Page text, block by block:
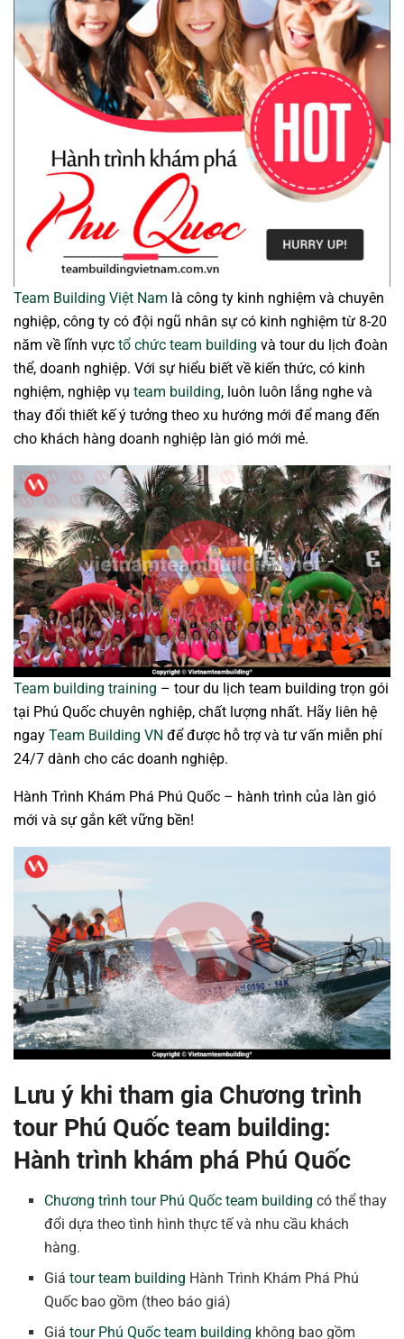
Team Building Việt Nam là công ty kinh nghiệm và chuyên
nghiệp, công ty có đội ngũ nhân sự có kinh nghiệm từ 8-20
năm về lĩnh vực tổ chức team building và tour du lịch đoàn
thể, doanh nghiệp. Với sự hiểu biết về kiến thức, có kinh
nghiệm, nghiệp vụ team building, luôn luôn lắng nghe và
thay đổi thiết kế ý tưởng theo xu hướng mới để mang đến
cho khách hàng doanh nghiệp làn gió mới mẻ.
Team building training – tour du lịch team building trọn gói
tại Phú Quốc chuyên nghiệp, chất lượng nhất. Hãy liên hệ
ngay Team Building VN để được hỗ trợ và tư vấn miễn phí
24/7 dành cho các doanh nghiệp.
Hành Trình Khám Phá Phú Quốc – hành trình của làn gió
mới và sự gắn kết vững bền!
Lưu ý khi tham gia Chương trình
tour Phú Quốc team building:
Hành trình khám phá Phú Quốc
Chương trình tour Phú Quốc team building có thể thay
đổi dựa theo tình hình thực tế và nhu cầu khách
hàng.
Giátour team building Hành Trình Khám Phá Phú
Quốc bao gồm (theo báo giá)
Giátour Phú Quốc team building không bao gồm